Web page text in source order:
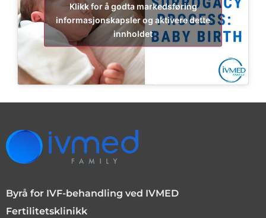
Klikk for å godta markedsføring
informasjonskapsler og aktivere dette
innholdet
Byrå for IVF-behandling ved IVMED
Fertilitetsklinikk